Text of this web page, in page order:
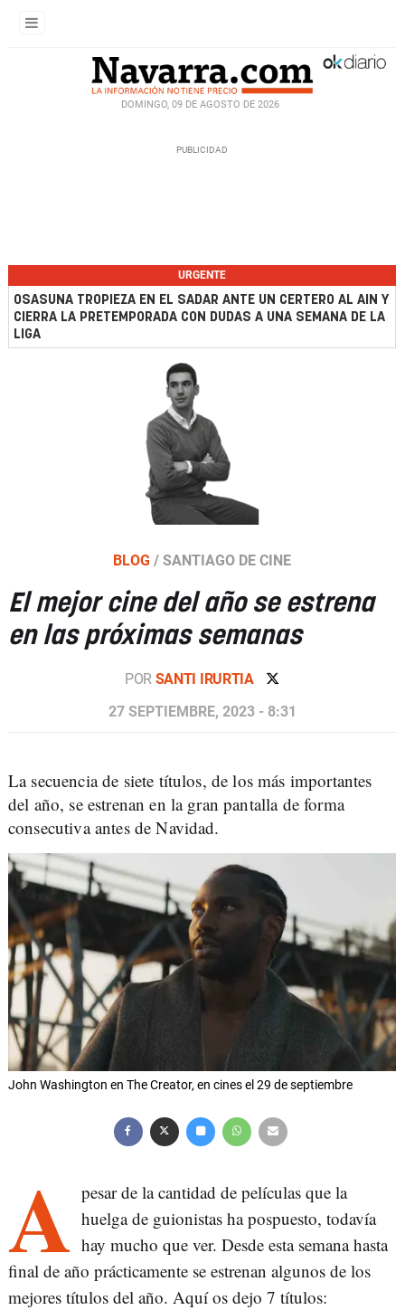
DOMINGO, 09 DE AGOSTO DE 2026
URGENTE
OSASUNA TROPIEZA EN EL SADAR ANTE UN CERTERO AL AIN Y
CIERRA LA PRETEMPORADA CON DUDAS A UNA SEMANA DE LA
LIGA
BLOG / SANTIAGO DE CINE
El mejor cine del año se estrena
en las próximas semanas
POR SANTI IRURTIA
27 SEPTIEMBRE, 2023 - 8:31
La secuencia de siete títulos, de los más importantes
del año, se estrenan en la gran pantalla de forma
consecutiva antes de Navidad.
John Washington en The Creator, en cines el 29 de septiembre
A pesar de la cantidad de películas que la
huelga de guionistas ha pospuesto, todavía
hay mucho que ver. Desde esta semana hasta
final de año prácticamente se estrenan algunos de los
mejores títulos del año. Aquí os dejo 7 títulos: